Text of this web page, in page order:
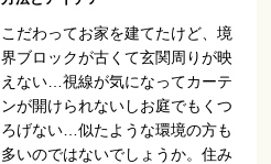
こだわってお家を建てたけど、境
界ブロックが古くて玄関周りが映
えない…視線が気になってカーテ
ンが開けられないしお庭でもくつ
ろげない…似たような環境の方も
多いのではないでしょうか。住み